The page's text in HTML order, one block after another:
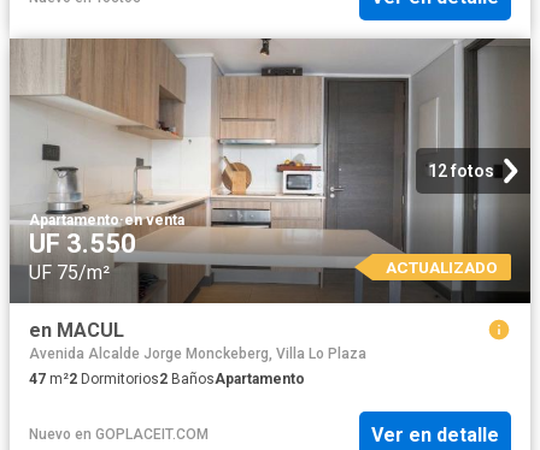
12 fotos
Apartamento·en venta
UF 3.550
UF 75/m² ACTUALIZADO
en MACUL
Avenida Alcalde Jorge Monckeberg, Villa Lo Plaza
47 m²2 Dormitorios2 BañosApartamento
Nuevo en GOPLACEIT.COM Ver en detalle